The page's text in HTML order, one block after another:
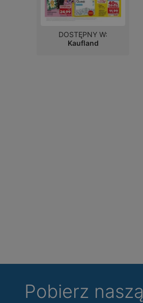
DOSTĘPNY W:
Kaufland
Pobierz